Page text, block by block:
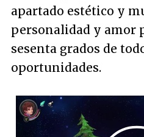
apartado estético y
personalidad y amor
sesenta grados de
oportunidades.